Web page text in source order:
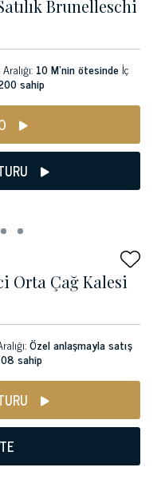
Brunelleschi
10 M'nin ötesinde İç
sahip
Orta Çağ Kalesi
Özel anlaşmayla satış
sahip